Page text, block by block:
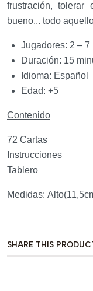
frustración,
bueno... todo
Jugadores: 2 – 7
Duración: 15
Idioma: Español
Edad: +5
Contenido
72 Cartas
Instrucciones
Tablero
Medidas:
SHARE THIS